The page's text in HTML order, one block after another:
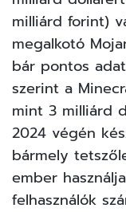
milliárd forint)
megalkotó
bár pontos
szerint a
mint 3 milliárd
2024 végén
bármely
ember
felhasználók